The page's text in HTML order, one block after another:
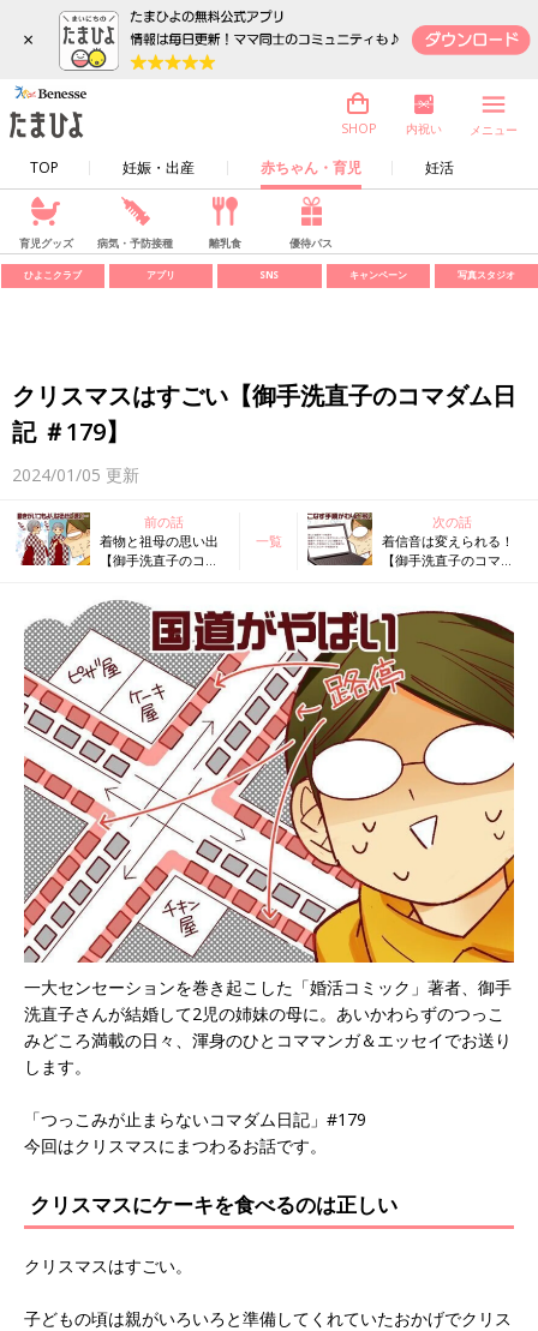
×
TOP 妊娠・出産 赤ちゃん・育児 妊活
SHOP 内祝い メニュー
育児グッズ 病気・予防接種 離乳食 優待パス
ひよこクラブ アプリ SNS キャンペーン 写真スタジオ
クリスマスはすごい【御手洗直子のコマダム日
記 ＃179】
2024/01/05 更新
前の話
着物と祖母の思い出
【御手洗直子のコマ
一覧
次の話
着信音は変えられる！
【御手洗直子のコマダ
一大センセーションを巻き起こした「婚活コミック」著者、御手
洗直子さんが結婚して2児の姉妹の母に。あいかわらずのつっこ
みどころ満載の日々、渾身のひとコママンガ＆エッセイでお送り
します。
「つっこみが止まらないコマダム日記」#179
今回はクリスマスにまつわるお話です。
クリスマスにケーキを食べるのは正しい
クリスマスはすごい。
子どもの頃は親がいろいろと準備してくれていたおかげでクリス